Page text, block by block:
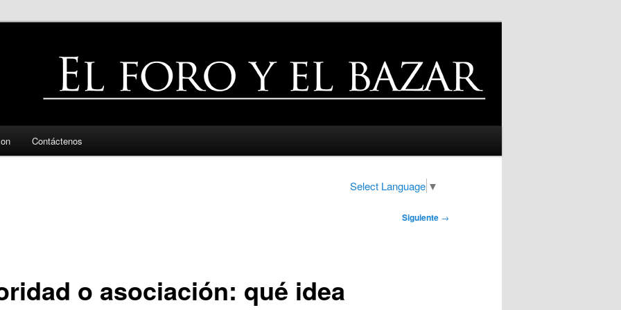
Contáctenos
Select Language ▼
Siguiente →
o asociación: qué idea